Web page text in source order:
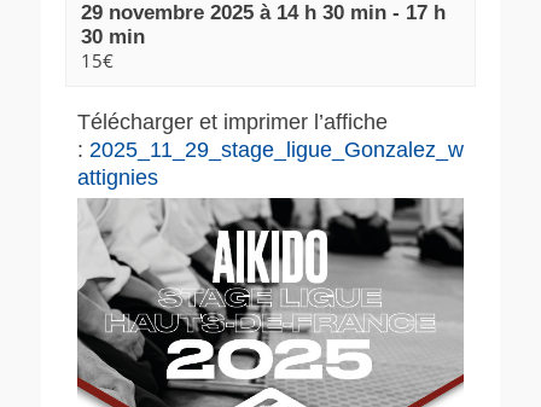
29 novembre 2025 à 14 h 30 min - 17 h
30 min
15€
Télécharger et imprimer l’affiche
: 2025_11_29_stage_ligue_Gonzalez_w
attignies